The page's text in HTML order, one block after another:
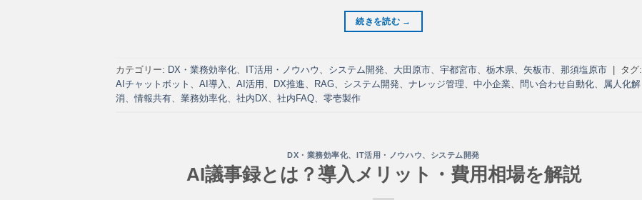
続きを読む →
カテゴリー: DX・業務効率化、 IT活用・ノウハウ 、 システム開発、 大田原市、 宇都宮市、 栃木県、 矢板市、 那須塩原市
タグ:
AIチャットボット 、 AI導入 、 AI活用 、 DX推進、 RAG、 システム開発、 ナレッジ管理、 中小企業、 問い合わせ自動化、
属人化解
消、情報共有、 業務効率化、 社内DX、 社内FAQ、 零壱製作
DX・業務効率化、IT活用・ノウハウ、 システム開発
AI議事録とは？導入メリット・費用相場を解説